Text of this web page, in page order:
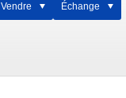
Vendre Échange